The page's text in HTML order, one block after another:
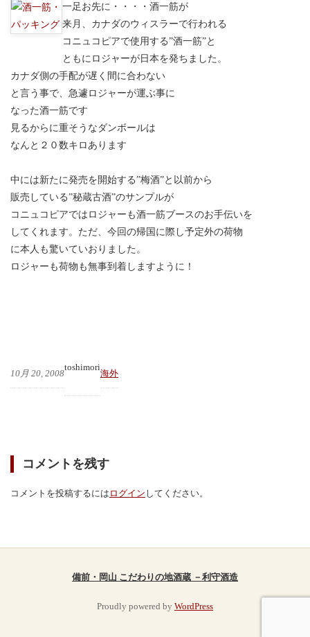
一足お先に・・・・酒一筋が
来月、カナダのウィスラーで行われる
コニュコピアで使用する”酒一筋”と
ともにロジャーが日本を発ちました。
カナダ側の手配が遅く間に合わない
と言う事で、急遽ロジャーが運ぶ事に
なった酒一筋です
見るからに重そうなダンボールは
なんと２０数キロあります
中には新たに発売を開始する”梅酒”と以前から
販売している”秘蔵古酒”のサンプルが
コニュコピアではロジャーも酒一筋ブースのお手伝いを
してくれます。ただ、今回の帰国に際し予定外の荷物
に本人も驚いていおりました。
ロジャーも荷物も無事到着しますように！
10月 20, 2008
toshimori
海外
コメントを残す
コメントを投稿するには ログイン してください。
備前・岡山 こだわりの地酒蔵 －利守酒造
Proudly powered by WordPress